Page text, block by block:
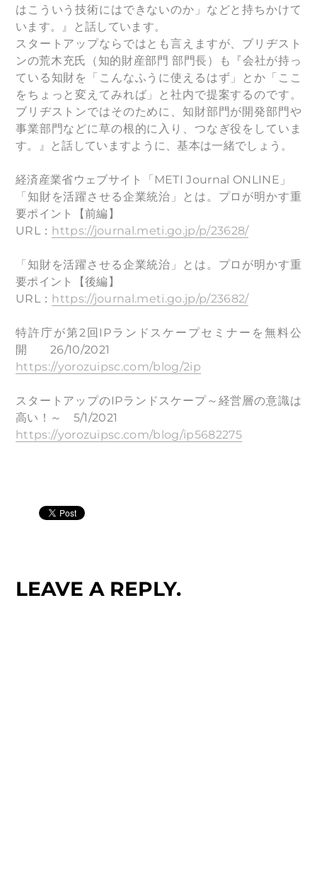
はこういう技術にはできないのか」などと持ちかけて
います。』と話しています。
スタートアップならではとも言えますが、ブリヂスト
ンの荒木充氏（知的財産部門 部門長）も『会社が持っ
ている知財を「こんなふうに使えるはず」とか「ここ
をちょっと変えてみれば」と社内で提案するのです。
ブリヂストンではそのために、知財部門が開発部門や
事業部門などに草の根的に入り、つなぎ役をしていま
す。』と話していますように、基本は一緒でしょう。
経済産業省ウェブサイト「METI Journal ONLINE」
「知財を活躍させる企業統治」とは。プロが明かす重
要ポイント【前編】
URL： https://journal.meti.go.jp/p/23628/
「知財を活躍させる企業統治」とは。プロが明かす重
要ポイント【後編】
URL： https://journal.meti.go.jp/p/23682/
特許庁が第2回IPランドスケープセミナーを無料公
開 26/10/2021
https://yorozuipsc.com/blog/2ip
スタートアップのIPランドスケープ～経営層の意識は
高い！～ 5/1/2021
https://yorozuipsc.com/blog/ip5682275
LEAVE A REPLY.